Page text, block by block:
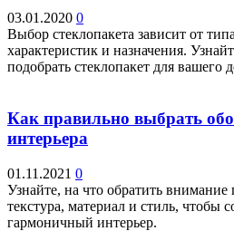
03.01.2020 0
Выбор стеклопакета зависит от
характеристик и назначения.
подобрать стеклопакет для вашего
Как правильно выбрать
интерьера
01.11.2021 0
Узнайте, на что обратить внимание
текстура, материал и стиль, чтобы
гармоничный интерьер.